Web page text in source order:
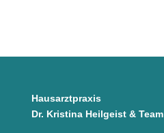
Hausarztpraxis
Dr. Kristina Heilgeist & Team